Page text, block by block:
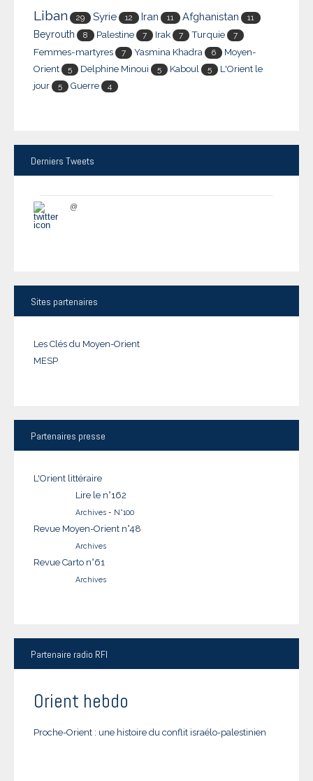
Liban 29 Syrie 12 Iran 11 Afghanistan 11
Beyrouth 8 Palestine 7 Irak 7 Turquie 7
Femmes-martyres 7 Yasmina Khadra 6
Moyen-
Orient
5 Delphine Minoui 5 Kaboul 5
L'Orient le
jour
5 Guerre 4
Derniers Tweets
@
Sites partenaires
Les Clés du Moyen-Orient
MESP
Partenaires presse
L'Orient littéraire
Lire le n°162
Archives - N°100
Revue Moyen-Orient n°48
Archives
Revue Carto n°61
Archives
Partenaire radio RFI
Orient hebdo
Proche-Orient : une histoire du conflit israélo-palestinien